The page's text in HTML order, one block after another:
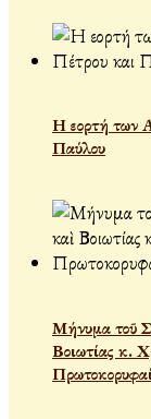
Η εορτή των
Παύλου
Μήνυμα τοῦ
Βοιωτίας κ.